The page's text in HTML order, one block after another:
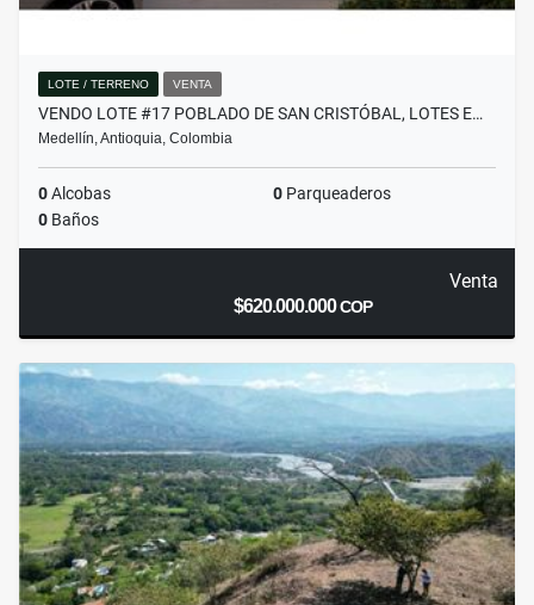
LOTE / TERRENO VENTA
VENDO LOTE #17 POBLADO DE SAN CRISTÓBAL, LOTES E…
Medellín, Antioquia, Colombia
0Alcobas 0 Parqueaderos
0 Baños
Venta
$620.000.000COP